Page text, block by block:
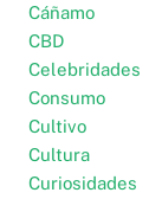
Cáñamo
CBD
Celebridades
Consumo
Cultivo
Cultura
Curiosidades